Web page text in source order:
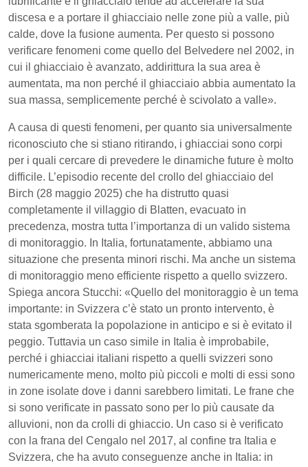
discesa e a portare il ghiacciaio nelle zone più a valle, più
calde, dove la fusione aumenta. Per questo si possono
verificare fenomeni come quello del Belvedere nel 2002, in
cui il ghiacciaio è avanzato, addirittura la sua area è
aumentata, ma non perché il ghiacciaio abbia aumentato la
sua massa, semplicemente perché è scivolato a valle».
A causa di questi fenomeni, per quanto sia universalmente
riconosciuto che si stiano ritirando, i ghiacciai sono corpi
per i quali cercare di prevedere le dinamiche future è molto
difficile. L’episodio recente del crollo del ghiacciaio del
Birch (28 maggio 2025) che ha distrutto quasi
completamente il villaggio di Blatten, evacuato in
precedenza, mostra tutta l’importanza di un valido sistema
di monitoraggio. In Italia, fortunatamente, abbiamo una
situazione che presenta minori rischi. Ma anche un sistema
di monitoraggio meno efficiente rispetto a quello svizzero.
Spiega ancora Stucchi: «Quello del monitoraggio è un tema
importante: in Svizzera c’è stato un pronto intervento, è
stata sgomberata la popolazione in anticipo e si è evitato il
peggio. Tuttavia un caso simile in Italia è improbabile,
perché i ghiacciai italiani rispetto a quelli svizzeri sono
numericamente meno, molto più piccoli e molti di essi sono
in zone isolate dove i danni sarebbero limitati. Le frane che
si sono verificate in passato sono per lo più causate da
alluvioni, non da crolli di ghiaccio. Un caso si è verificato
con la frana del Cengalo nel 2017, al confine tra Italia e
Svizzera, che ha avuto conseguenze anche in Italia: in